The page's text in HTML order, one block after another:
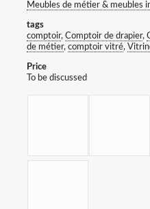
Meubles de métier & meubles
tags
comptoir, Comptoir de drapier,
de métier, comptoir vitré,
Price
To be discussed